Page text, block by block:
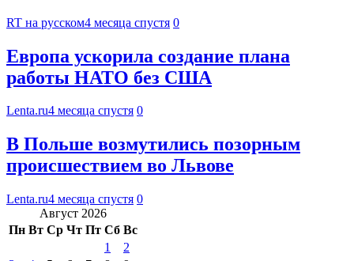
RT на русском4 месяца спустя 0
Европа ускорила создание плана
работы НАТО без США
Lenta.ru4 месяца спустя 0
В Польше возмутились позорным
происшествием во Львове
Lenta.ru4 месяца спустя 0
Август 2026
Пн Вт Ср Чт Пт Сб Вс
1
2